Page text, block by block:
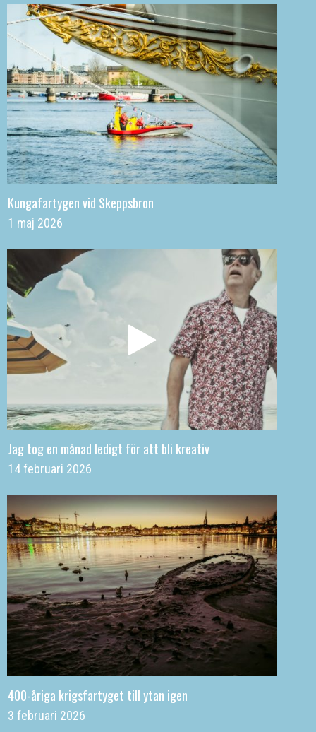
Kungafartygen vid Skeppsbron
1 maj 2026
Jag tog en månad ledigt för att bli kreativ
14 februari 2026
400-åriga krigsfartyget till ytan igen
3 februari 2026